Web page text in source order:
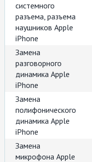
системного
разъема, разъема
наушников Apple
iPhone
Замена
разговорного
динамика Apple
iPhone
Замена
полифонического
динамика Apple
iPhone
Замена
микрофона Apple